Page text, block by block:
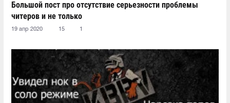
Большой пост про отсутствие серьезности проблемы
читеров и не только
19 апр 2020 15 1